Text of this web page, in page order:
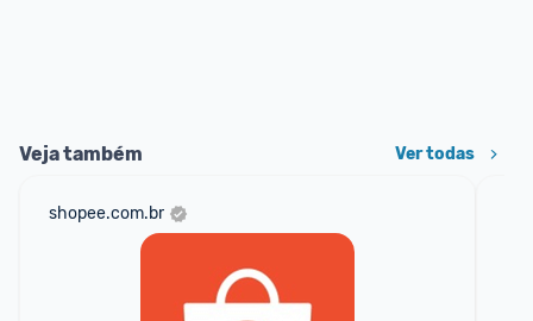
Veja também Ver todas
shopee.com.br